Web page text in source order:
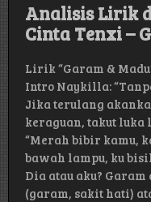
Analisis Lirik
Cinta Tenxi –
Lirik “Garam &
Intro Naykilla:
Jika terulang
keraguan, takut luka
“Merah bibir kamu,
bawah lampu, ku
Dia atau aku?
(garam, sakit hati)